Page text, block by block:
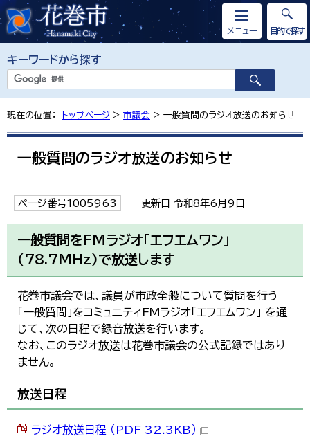
キーワードから探す
メニュー 目的で探す
現在の位置： トップページ > 市議会 > 一般質問のラジオ放送のお知らせ
一般質問のラジオ放送のお知らせ
ページ番号1005963 更新日 令和8年6月9日
一般質問をFMラジオ「エフエムワン」
(78.7MHz)で放送します
花巻市議会では、議員が市政全般について質問を行う
「一般質問」をコミュニティFMラジオ「エフエムワン」 を通
じて、次の日程で録音放送を行います。
なお、このラジオ放送は花巻市議会の公式記録ではあり
ません。
放送日程
ラジオ放送日程 （PDF 32.3KB）